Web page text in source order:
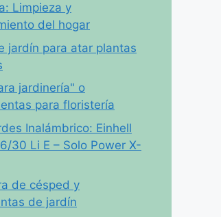
Limpieza y
del hogar
jardín para atar plantas
jardinería" o
para floristería
Inalámbrico: Einhell
30 Li E – Solo Power X-
de césped y
de jardín